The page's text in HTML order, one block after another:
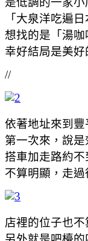
「大泉洋吃遍
想找的是「湯
幸好結局是美好
//
依著地址來到
第一次來，說
搭車加走路約
不算明顯，走過
店裡的位子也不